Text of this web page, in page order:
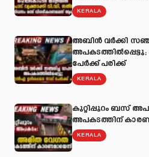
KERALA
അബിന്‍ വര്‍ക്കി
പേര്‍ക്ക് പരിക്ക്
KERALA
കുറ്റിപ്പുറം ബസ്
അപകടത്തിന്
KERALA